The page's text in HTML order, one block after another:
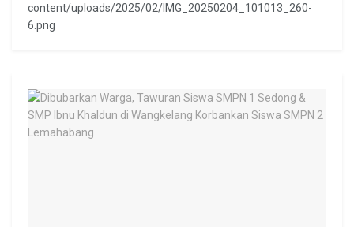
content/uploads/2025/02/IMG_20250204_101013_260-
6.png